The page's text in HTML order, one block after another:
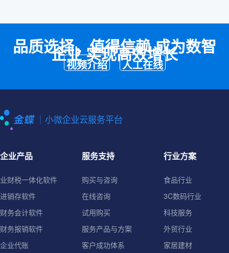
品质选择，值得信赖 成为数智
企业 实现高效增长
视频介绍 人工在线
企业产品
业财税一体化软件
进销存软件
财务会计软件
财务报销软件
企业代账
服务支持
购买与咨询
在线咨询
试用购买
服务产品与方案
客户成功体系
行业方案
食品行业
3C数码行业
科技服务
外贸行业
家居建材